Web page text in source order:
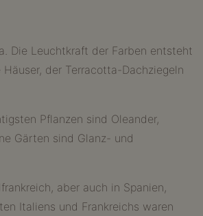
Die Leuchtkraft der Farben entsteht
der Terracotta-Dachziegeln
Pflanzen sind Oleander,
Gärten sind Glanz- und
aber auch in Spanien,
Italiens und Frankreichs waren